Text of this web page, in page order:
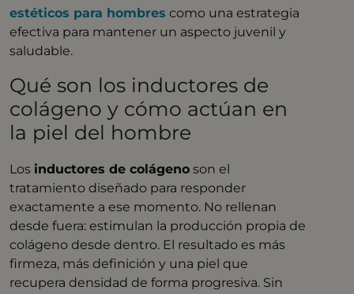
estéticos para hombres como una estrategia
efectiva para mantener un aspecto juvenil y
saludable.
Qué son los inductores de
colágeno y cómo actúan en
la piel del hombre
Los inductores de colágeno son el
tratamiento diseñado para responder
exactamente a ese momento. No rellenan
desde fuera: estimulan la producción propia de
colágeno desde dentro. El resultado es más
firmeza, más definición y una piel que
recupera densidad de forma progresiva. Sin